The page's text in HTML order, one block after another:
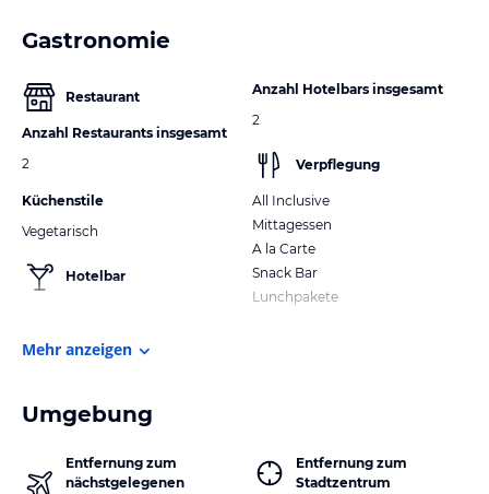
Gastronomie
Restaurant
Anzahl Restaurants insgesamt
2
Küchenstile
Vegetarisch
Hotelbar
Anzahl Hotelbars insgesamt
2
Verpflegung
All Inclusive
Mittagessen
A la Carte
Snack Bar
Lunchpakete
Mehr anzeigen
Umgebung
Entfernung zum
nächstgelegenen
Entfernung zum
Stadtzentrum